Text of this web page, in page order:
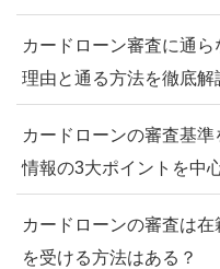
カードローン審査に通
理由と通る方法を徹底解
カードローンの審査基
情報の3大ポイントを中
カードローンの審査は
を受ける方法はある？